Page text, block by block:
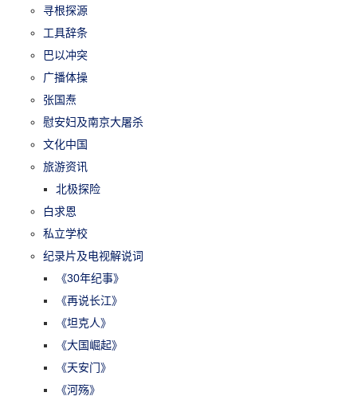
寻根探源
工具辞条
巴以冲突
广播体操
张国焘
慰安妇及南京大屠杀
文化中国
旅游资讯
北极探险
白求恩
私立学校
纪录片及电视解说词
《30年纪事》
《再说长江》
《坦克人》
《大国崛起》
《天安门》
《河殇》